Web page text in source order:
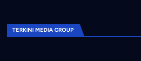
TERKINI MEDIA GROUP